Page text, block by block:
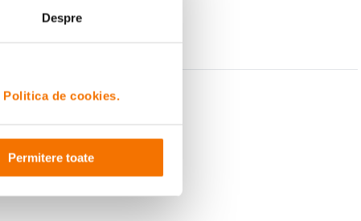
Despre
Politica de cookies.
Permitere toate